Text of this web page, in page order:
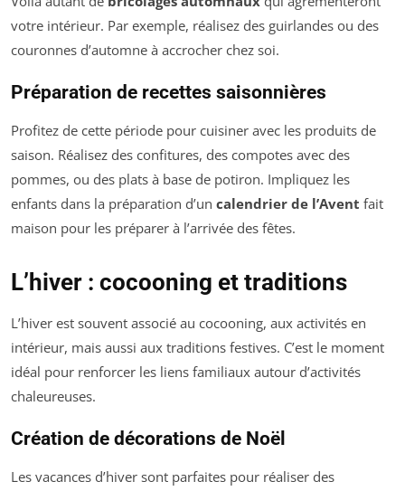
votre intérieur. Par exemple, réalisez des guirlandes ou des
couronnes d’automne à accrocher chez soi.
Préparation de recettes saisonnières
Profitez de cette période pour cuisiner avec les produits de
saison. Réalisez des confitures, des compotes avec des
pommes, ou des plats à base de potiron. Impliquez les
enfants dans la préparation d’un calendrier de l’Avent fait
maison pour les préparer à l’arrivée des fêtes.
L’hiver : cocooning et traditions
L’hiver est souvent associé au cocooning, aux activités en
intérieur, mais aussi aux traditions festives. C’est le moment
idéal pour renforcer les liens familiaux autour d’activités
chaleureuses.
Création de décorations de Noël
Les vacances d’hiver sont parfaites pour réaliser des